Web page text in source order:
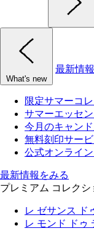
What's new
最新情
限定サマーコ
サマーエッセ
今月のキャン
無料刻印サー
公式オンライ
最新情報をみる
プレミアム コレクシ
レ ゼサンス ド
レ モンド ドゥ